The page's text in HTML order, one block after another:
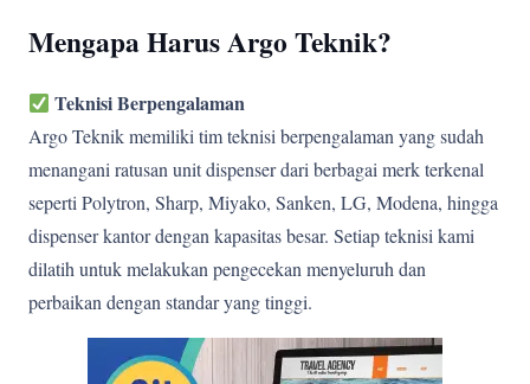
Mengapa Harus Argo Teknik?
Teknisi Berpengalaman
Argo Teknik memiliki tim teknisi berpengalaman yang sudah
menangani ratusan unit dispenser dari berbagai merk terkenal
seperti Polytron, Sharp, Miyako, Sanken, LG, Modena, hingga
dispenser kantor dengan kapasitas besar. Setiap teknisi kami
dilatih untuk melakukan pengecekan menyeluruh dan
perbaikan dengan standar yang tinggi.